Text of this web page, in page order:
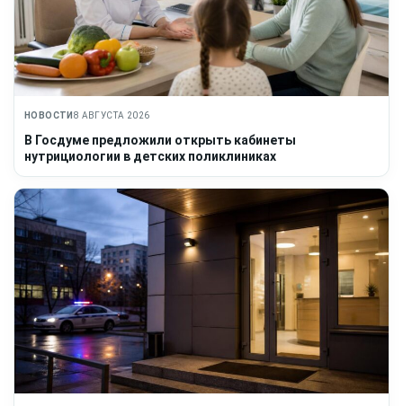
НОВОСТИ 8 АВГУСТА 2026
В Госдуме предложили открыть кабинеты
нутрициологии в детских поликлиниках